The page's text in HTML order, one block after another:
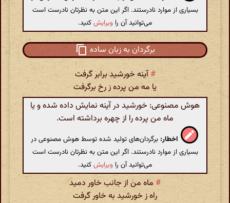
بسیاری از موارد نادرستند. اگر این متن به نظرتان نادرست است
می‌توانید آن را ویرایشکنید.
برگردان به زبان ساده
#آینه خورشید برابر گرفت
یا مه من پرده ز رخ برگرفت
هوش مصنوعی: خورشید در آینه نمايش داده شده و یا
ماه من پرده را از چهره برداشته است.
اخطار: برگردان‌های تولید شده توسط هوش مصنوعی در
بسیاری از موارد نادرستند. اگر این متن به نظرتان نادرست است
می‌توانید آن را ویرایشکنید.
# ماه من از جانب خاور دمید
راه ز خورشید به خاور گرفت